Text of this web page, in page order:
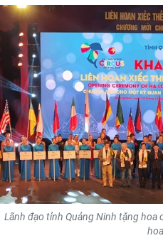
DU LỊCH
THẾ GIỚI
THỂ THAO
GIÁO DỤC
Y TẾ
KHOA HỌC - CÔNG NGHỆ
MÔI TRƯỜNG
Lãnh đạo tỉnh Quảng Ninh tặng hoa